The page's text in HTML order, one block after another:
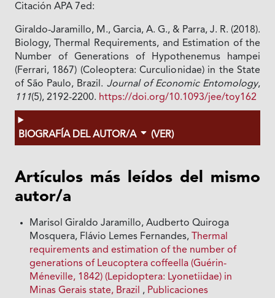
Citación APA 7ed:
Giraldo-Jaramillo, M., Garcia, A. G., & Parra, J. R. (2018).
Biology, Thermal Requirements, and Estimation of the
Number of Generations of Hypothenemus hampei
(Ferrari, 1867) (Coleoptera: Curculionidae) in the State
of São Paulo, Brazil. Journal of Economic Entomology,
111(5), 2192-2200. https://doi.org/10.1093/jee/toy162
BIOGRAFÍA DEL AUTOR/A (VER)
Artículos más leídos del mismo
autor/a
Marisol Giraldo Jaramillo, Audberto Quiroga
Mosquera, Flávio Lemes Fernandes,
Thermal
requirements and estimation of the number of
generations of Leucoptera coffeella (Guérin-
Méneville, 1842) (Lepidoptera: Lyonetiidae) in
Minas Gerais state, Brazil , Publicaciones